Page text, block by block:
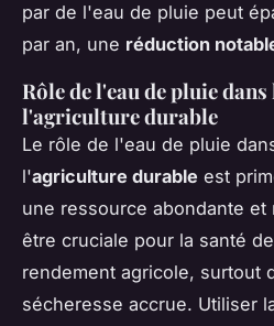
par de l'eau de pluie peut
par an, une réduction
Rôle de l'eau de pluie
l'agriculture durable
Le rôle de l'eau de pluie
l'agriculture durable est
une ressource abondante
être cruciale pour la santé
rendement agricole, surtout
sécheresse accrue. Utiliser